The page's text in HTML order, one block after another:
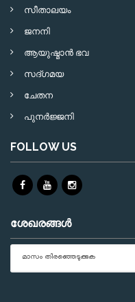
സീതാലയം
ജനനി
ആയുഷ്മാന്‍ ഭവ
സദ്ഗമയ
ചേതന
പുനര്‍ജ്ജനി
FOLLOW US
ശേഖരങ്ങൾ
ശേഖരങ്ങൾ